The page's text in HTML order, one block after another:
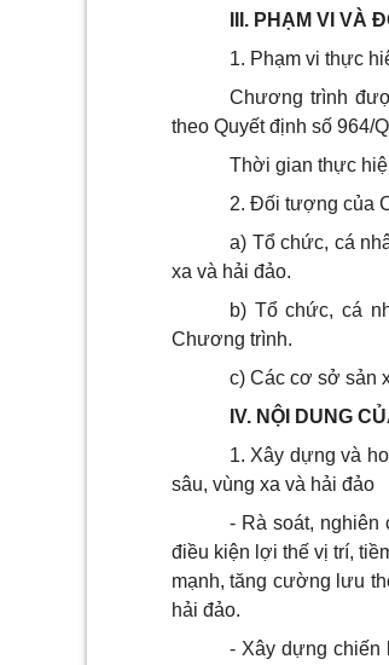
III. PHẠM VI VÀ
1. Phạm vi thực
Chương trình
theo Quyết định số 964/
Thời gian thực
2. Đối tượng của
a) Tổ chức, cá
xa và hải đảo.
b) Tổ chức, cá
Chương trình.
c) Các cơ sở sản
IV. NỘI DUNG
1. Xây dựng và
sâu, vùng xa và hải đảo
- Rà soát, nghiên
điều kiện lợi thế vị trí,
mạnh, tăng cường lưu
hải đảo.
- Xây dựng chiến